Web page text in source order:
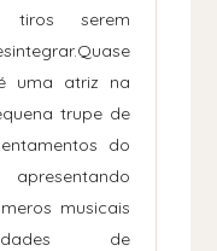
tiros serem
uma atriz na
trupe de
do
musicais
de